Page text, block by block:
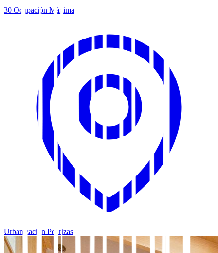
30 Ocupación Máxima
Urbanización Pedrizas